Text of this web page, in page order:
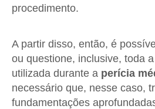
procedimento.
A partir disso, então, é
ou questione, inclusive, toda
utilizada durante a perícia
necessário que, nesse caso,
fundamentações